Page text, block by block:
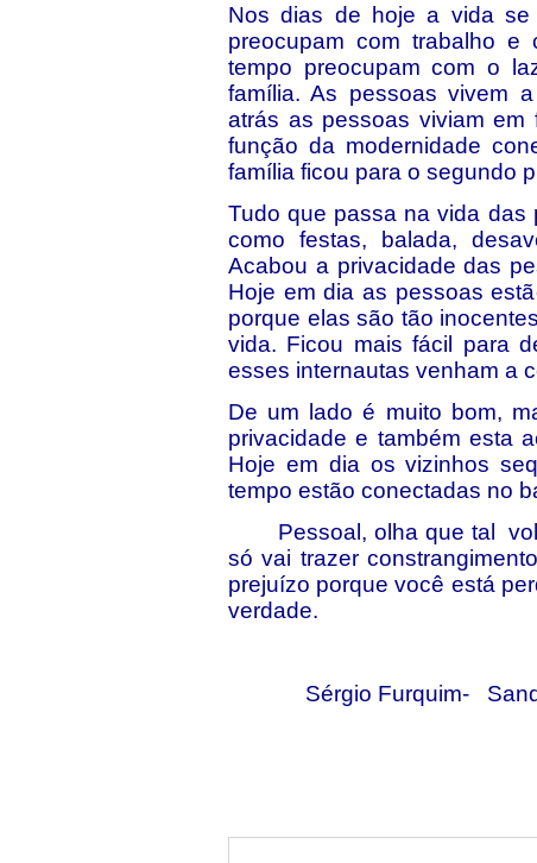
Nos dias de hoje a vida
preocupam com trabalho
tempo preocupam com o
família. As pessoas vivem
atrás as pessoas viviam
função da modernidade
família ficou para o segundo
Tudo que passa na vida das
como festas, balada,
Acabou a privacidade das
Hoje em dia as pessoas
porque elas são tão
vida. Ficou mais fácil para
esses internautas venham a
De um lado é muito bom,
privacidade e também esta
Hoje em dia os vizinhos
tempo estão conectadas no
Pessoal, olha que tal
só vai trazer
prejuízo porque você está
verdade.
Sérgio Furquim-